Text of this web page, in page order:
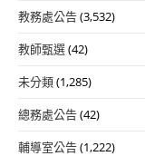
教務處公告(3,532)
教師甄選(42)
未分類(1,285)
總務處公告(42)
輔導室公告(1,222)